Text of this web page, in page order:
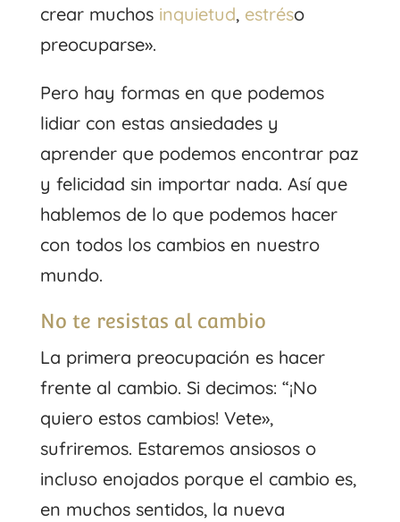
crear muchos inquietud, estréso
preocuparse».
Pero hay formas en que podemos
lidiar con estas ansiedades y
aprender que podemos encontrar paz
y felicidad sin importar nada. Así que
hablemos de lo que podemos hacer
con todos los cambios en nuestro
mundo.
No te resistas al cambio
La primera preocupación es hacer
frente al cambio. Si decimos: “¡No
quiero estos cambios! Vete»,
sufriremos. Estaremos ansiosos o
incluso enojados porque el cambio es,
en muchos sentidos, la nueva